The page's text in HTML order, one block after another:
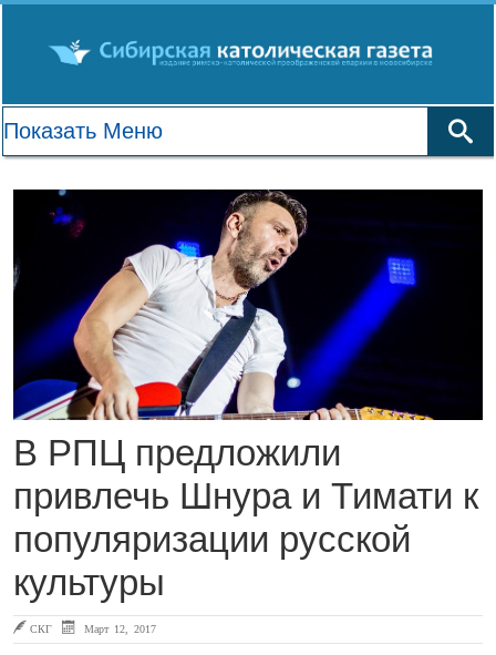
В РПЦ предложили
привлечь Шнура и Тимати к
популяризации русской
культуры
СКГ Март 12, 2017